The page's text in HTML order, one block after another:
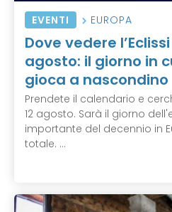
EVENTI EUROPA
Dove vedere
agosto: il giorno in
gioca a nascondino
Prendete il calendario e
12 agosto. Sarà il giorno
importante del decennio in
totale. ...